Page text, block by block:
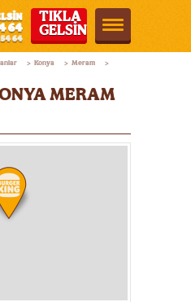
TIKLA
GELSİN
> Konya > Meram >
MERAM